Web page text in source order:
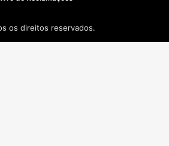
os direitos reservados.